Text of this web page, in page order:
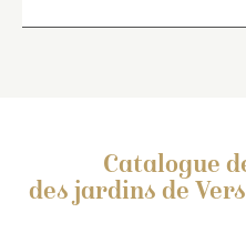
Catalogue
des jardins de